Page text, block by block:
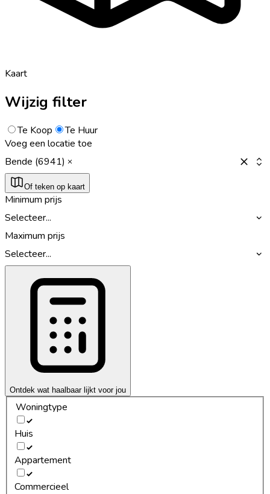
Kaart
Wijzig filter
Te Koop
Te Huur
Voeg een locatie toe
Bende (6941)
Of teken op kaart
Minimum prijs
Selecteer...
Maximum prijs
Selecteer...
Ontdek wat haalbaar lijkt voor jou
Woningtype
Huis
Appartement
Commercieel